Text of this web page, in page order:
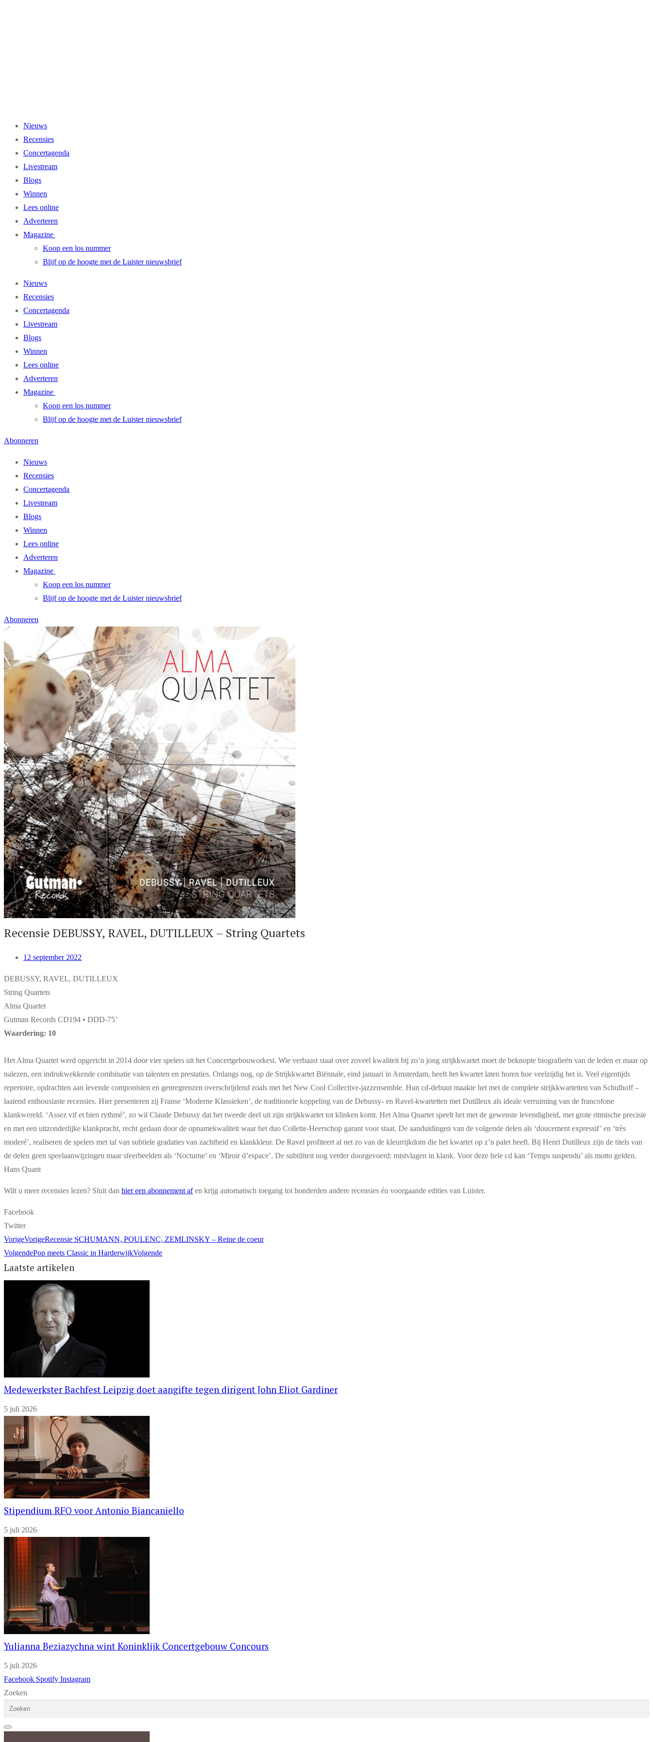
Nieuws
Recensies
Concertagenda
Livestream
Blogs
Winnen
Lees online
Adverteren
Magazine
Koop een los nummer
Blijf op de hoogte met de Luister nieuwsbrief
Nieuws
Recensies
Concertagenda
Livestream
Blogs
Winnen
Lees online
Adverteren
Magazine
Koop een los nummer
Blijf op de hoogte met de Luister nieuwsbrief
Abonneren
Nieuws
Recensies
Concertagenda
Livestream
Blogs
Winnen
Lees online
Adverteren
Magazine
Koop een los nummer
Blijf op de hoogte met de Luister nieuwsbrief
Abonneren
Recensie DEBUSSY, RAVEL, DUTILLEUX – String Quartets
12 september 2022
DEBUSSY, RAVEL, DUTILLEUX
String Quartets
Alma Quartet
Gutman Records CD194 • DDD-75’
Waardering: 10
Het Alma Quartet werd opgericht in 2014 door vier spelers uit het Concertgebouworkest. Wie verbaast staat over zoveel kwaliteit bij zo’n jong strijkkwartet moet de beknopte biografieën van de leden er maar op
nalezen, een indrukwekkende combinatie van talenten en prestaties. Onlangs nog, op de Strijkkwartet Biënnale, eind januari in Amsterdam, heeft het kwartet laten horen hoe veelzijdig het is. Veel eigentijds
repertoire, opdrachten aan levende componisten en genregrenzen overschrijdend zoals met het New Cool Collective-jazzensemble. Hun cd-debuut maakte het met de complete strijkkwartetten van Schulhoff –
laaiend enthousiaste recensies. Hier presenteren zij Franse ‘Moderne Klassieken’, de traditionele koppeling van de Debussy- en Ravel-kwartetten met Dutilleux als ideale verruiming van de francofone
klankwereld. ‘Assez vif et bien rythmé’, zo wil Claude Debussy dat het tweede deel uit zijn strijkkwartet tot klinken komt. Het Alma Quartet speelt het met de gewenste levendigheid, met grote ritmische precisie
en met een uitzonderlijke klankpracht, recht gedaan door de opnamekwaliteit waar het duo Collette-Heerschop garant voor staat. De aanduidingen van de volgende delen als ‘doucement expressif’ en ‘très
moderé’, realiseren de spelers met tal van subtiele gradaties van zachtheid en klankkleur. De Ravel profiteert al net zo van de kleurrijkdom die het kwartet op z’n palet heeft. Bij Henri Dutilleux zijn de titels van
de delen geen speelaanwijzingen maar sfeerbeelden als ‘Nocturne’ en ‘Miroir d’espace’. De subtiliteit nog verder doorgevoerd: mistvlagen in klank. Voor deze hele cd kan ‘Temps suspendu’ als motto gelden.
Hans Quant
Wilt u meer recensies lezen? Sluit dan hier een abonnement afen krijg automatisch toegang tot honderden andere recensies én voorgaande edities van Luister.
Facebook
Twitter
VorigeVorigeRecensie SCHUMANN, ­POULENC, ­ZEMLINSKY – Reine de coeur
VolgendePop meets Classic in HarderwijkVolgende
Laatste artikelen
Medewerkster Bachfest Leipzig doet aangifte tegen dirigent John Eliot Gardiner
5 juli 2026
Stipendium RFO voor Antonio Biancaniello
5 juli 2026
Yulianna Beziazychna wint Koninklijk Concertgebouw Concours
5 juli 2026
Facebook Spotify Instagram
Zoeken